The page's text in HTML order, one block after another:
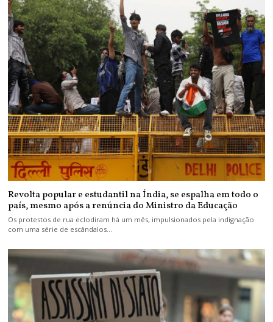
Revolta popular e estudantil na Índia, se espalha em todo o
país, mesmo após a renúncia do Ministro da Educação
Os protestos de rua eclodiram há um mês, impulsionados pela indignação
com uma série de escândalos…